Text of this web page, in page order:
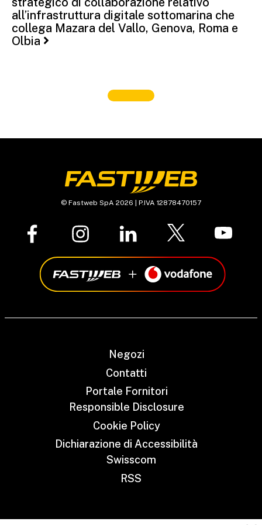
all’infrastruttura digitale sottomarina che
collega Mazara del Vallo, Genova, Roma e
Olbia
© Fastweb SpA 2026 | P.IVA 12878470157
Negozi
Contatti
Portale Fornitori
Responsible Disclosure
Cookie Policy
Dichiarazione di Accessibilità
Swisscom
RSS